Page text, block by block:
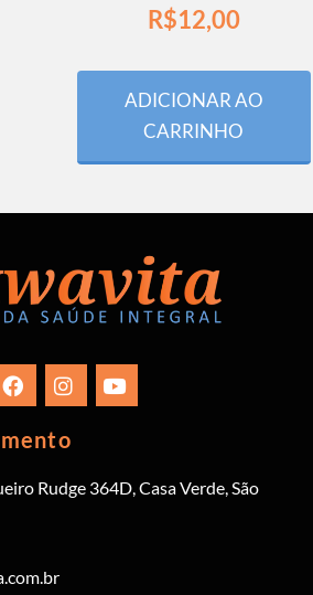
R$12,00
ADICIONAR AO
CARRINHO
Rudge 364D, Casa Verde, São